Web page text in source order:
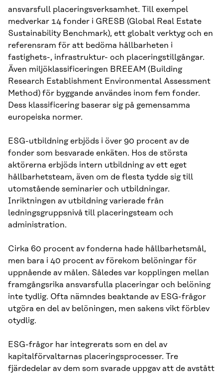
ansvarsfull placeringsverksamhet. Till exempel
medverkar 14 fonder i GRESB (Global Real Estate
Sustainability Benchmark), ett globalt verktyg och en
referensram för att bedöma hållbarheten i
fastighets-, infrastruktur- och placeringstillgångar.
Även miljöklassificeringen BREEAM (Building
Research Establishment Environmental Assessment
Method) för byggande användes inom fem fonder.
Dess klassificering baserar sig på gemensamma
europeiska normer.
ESG-utbildning erbjöds i över 90 procent av de
fonder som besvarade enkäten. Hos de största
aktörerna erbjöds intern utbildning av ett eget
hållbarhetsteam, även om de flesta tydde sig till
utomstående seminarier och utbildningar.
Inriktningen av utbildning varierade från
ledningsgruppsnivå till placeringsteam och
administration.
Cirka 60 procent av fonderna hade hållbarhetsmål,
men bara i 40 procent av förekom belöningar för
uppnående av målen. Således var kopplingen mellan
framgångsrika ansvarsfulla placeringar och belöning
inte tydlig. Ofta nämndes beaktande av ESG-frågor
utgöra en del av belöningen, men sakens vikt förblev
otydlig.
ESG-frågor har integrerats som en del av
kapitalförvaltarnas placeringsprocesser. Tre
fjärdedelar av dem som svarade uppgav att de avstått